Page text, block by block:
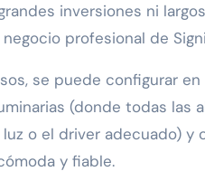
inversiones ni
profesional de
se puede configurar
(donde todas las
o el driver adecuado)
y fiable.